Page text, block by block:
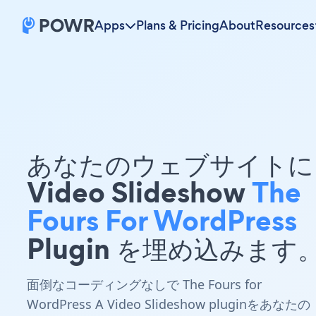
Apps Plans & PricingAboutResources
あなたのウェブサイト
Video SlideshowThe
Fours For WordPress
Plugin を埋め込みます
面倒なコーディングなしで The Fours for
WordPress A Video Slideshow pluginをあなたの